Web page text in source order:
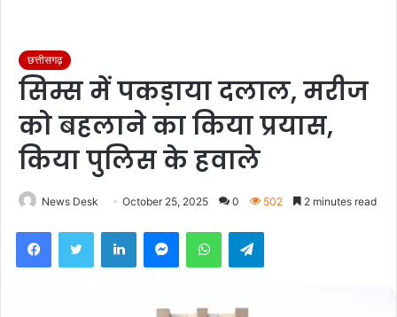
छत्तीसगढ़
सिम्स में पकड़ाया दलाल, मरीज
को बहलाने का किया प्रयास,
किया पुलिस के हवाले
News Desk October 25, 2025 0 502 2 minutes read